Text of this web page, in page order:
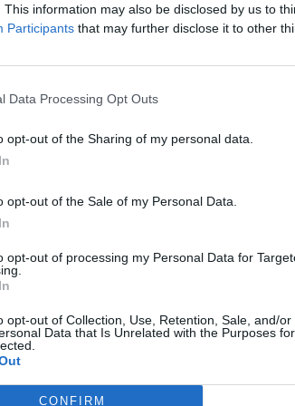
This information may also be disclosed by us to
Participants that may further disclose it to other
Data Processing Opt Outs
opt-out of the Sharing of my personal data.
opt-out of the Sale of my Personal Data.
opt-out of processing my Personal Data for
opt-out of Collection, Use, Retention, Sale, and/or
Data that Is Unrelated with the Purposes
CONFIRM
Forum 2026Átalakulóban a magyar
meg a körülmények és a célok. Merre
portfolio.hu hírarchívumához tartozik,
tartalmazza:
cikkarchívum
elmúlt 2 év napon belüli
Előfizetés